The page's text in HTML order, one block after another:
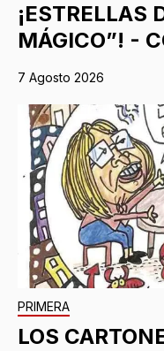
¡ESTRELLAS
MÁGICO”! -
7 Agosto 2026
PRIMERA
LOS